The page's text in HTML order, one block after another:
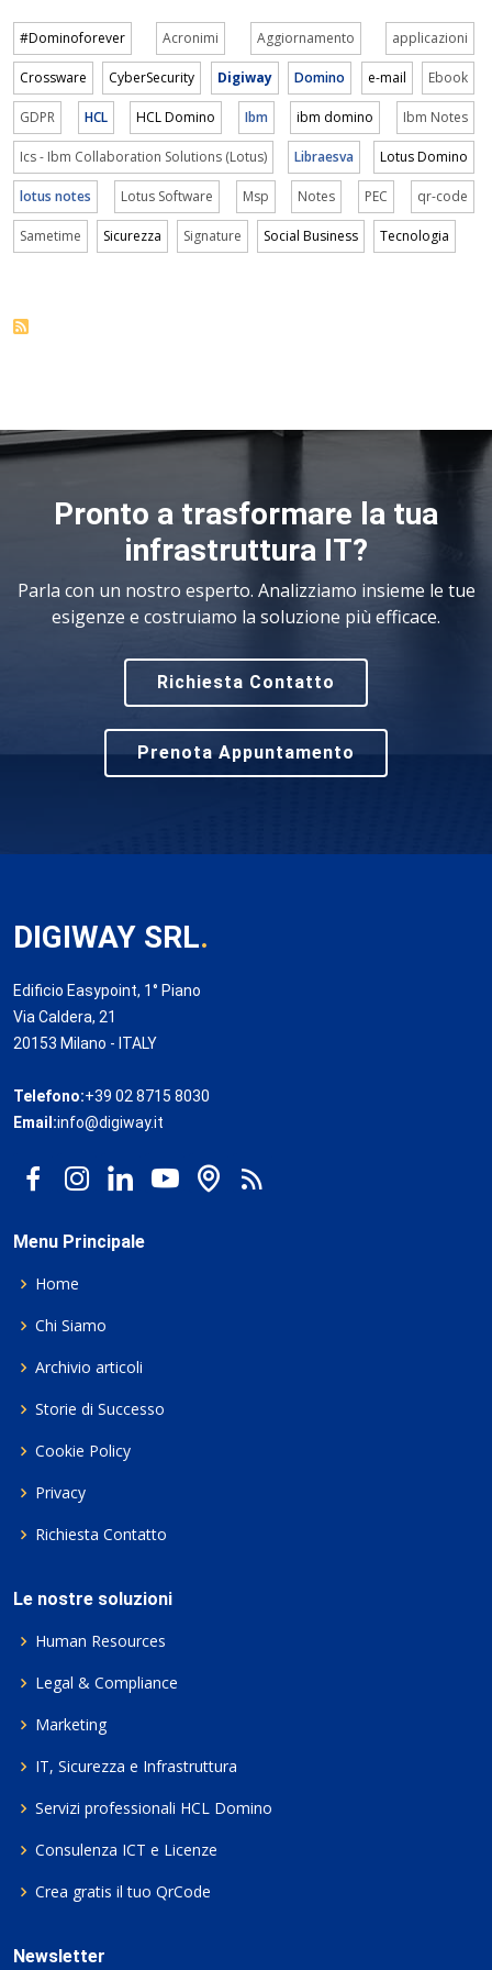
#Dominoforever Acronimi Aggiornamento applicazioni
Crossware CyberSecurity Digiway Domino e-mail Ebook
GDPR HCL HCL Domino Ibm ibm domino Ibm Notes
Ics - Ibm Collaboration Solutions (Lotus) Libraesva Lotus Domino
lotus notes Lotus Software Msp Notes PEC qr-code
Sametime Sicurezza Signature Social Business Tecnologia
Pronto a trasformare la tua
infrastruttura IT?
Parla con un nostro esperto. Analizziamo insieme le tue
esigenze e costruiamo la soluzione più efficace.
Richiesta Contatto
Prenota Appuntamento
DIGIWAY SRL.
Edificio Easypoint, 1° Piano
Via Caldera, 21
20153 Milano - ITALY
Telefono:+39 02 8715 8030
Email:info@digiway.it
Menu Principale
Home
Chi Siamo
Archivio articoli
Storie di Successo
Cookie Policy
Privacy
Richiesta Contatto
Le nostre soluzioni
Human Resources
Legal & Compliance
Marketing
IT, Sicurezza e Infrastruttura
Servizi professionali HCL Domino
Consulenza ICT e Licenze
Crea gratis il tuo QrCode
Newsletter